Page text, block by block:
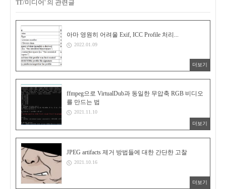
'IT/미디어' 의 관련글
아마 영원히 어려울 Exif, ICC Profile 처리...
2022.01.09
더보기
ffmpeg으로 VirtualDub과 동일한 무압축 RGB 비디오
를 만드는 법
2021.11.10
더보기
JPEG artifacts 제거 방법들에 대한 간단한 고찰
2021.10.16
더보기